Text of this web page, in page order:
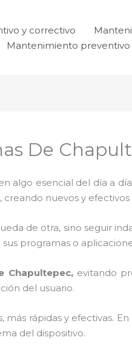
y correctivo
Mantenimiento
De
algo esencial del día a
nuevos y
de otra, sino seguir
programas o
Chapultepec, evitando
del usuario.
más rápidas y efectivas.
del dispositivo.